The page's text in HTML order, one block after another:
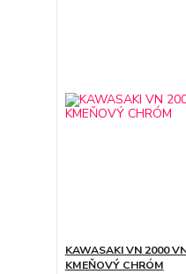
KAWASAKI VN 2000
KMEŇOVÝ CHRÓM